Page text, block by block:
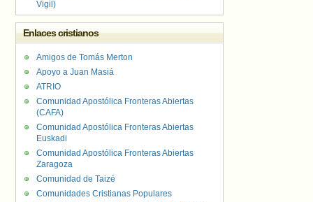
Vigil)
Enlaces cristianos
Amigos de Tomás Merton
Apoyo a Juan Masiá
ATRIO
Comunidad Apostólica Fronteras Abiertas
(CAFA)
Comunidad Apostólica Fronteras Abiertas
Euskadi
Comunidad Apostólica Fronteras Abiertas
Zaragoza
Comunidad de Taizé
Comunidades Cristianas Populares